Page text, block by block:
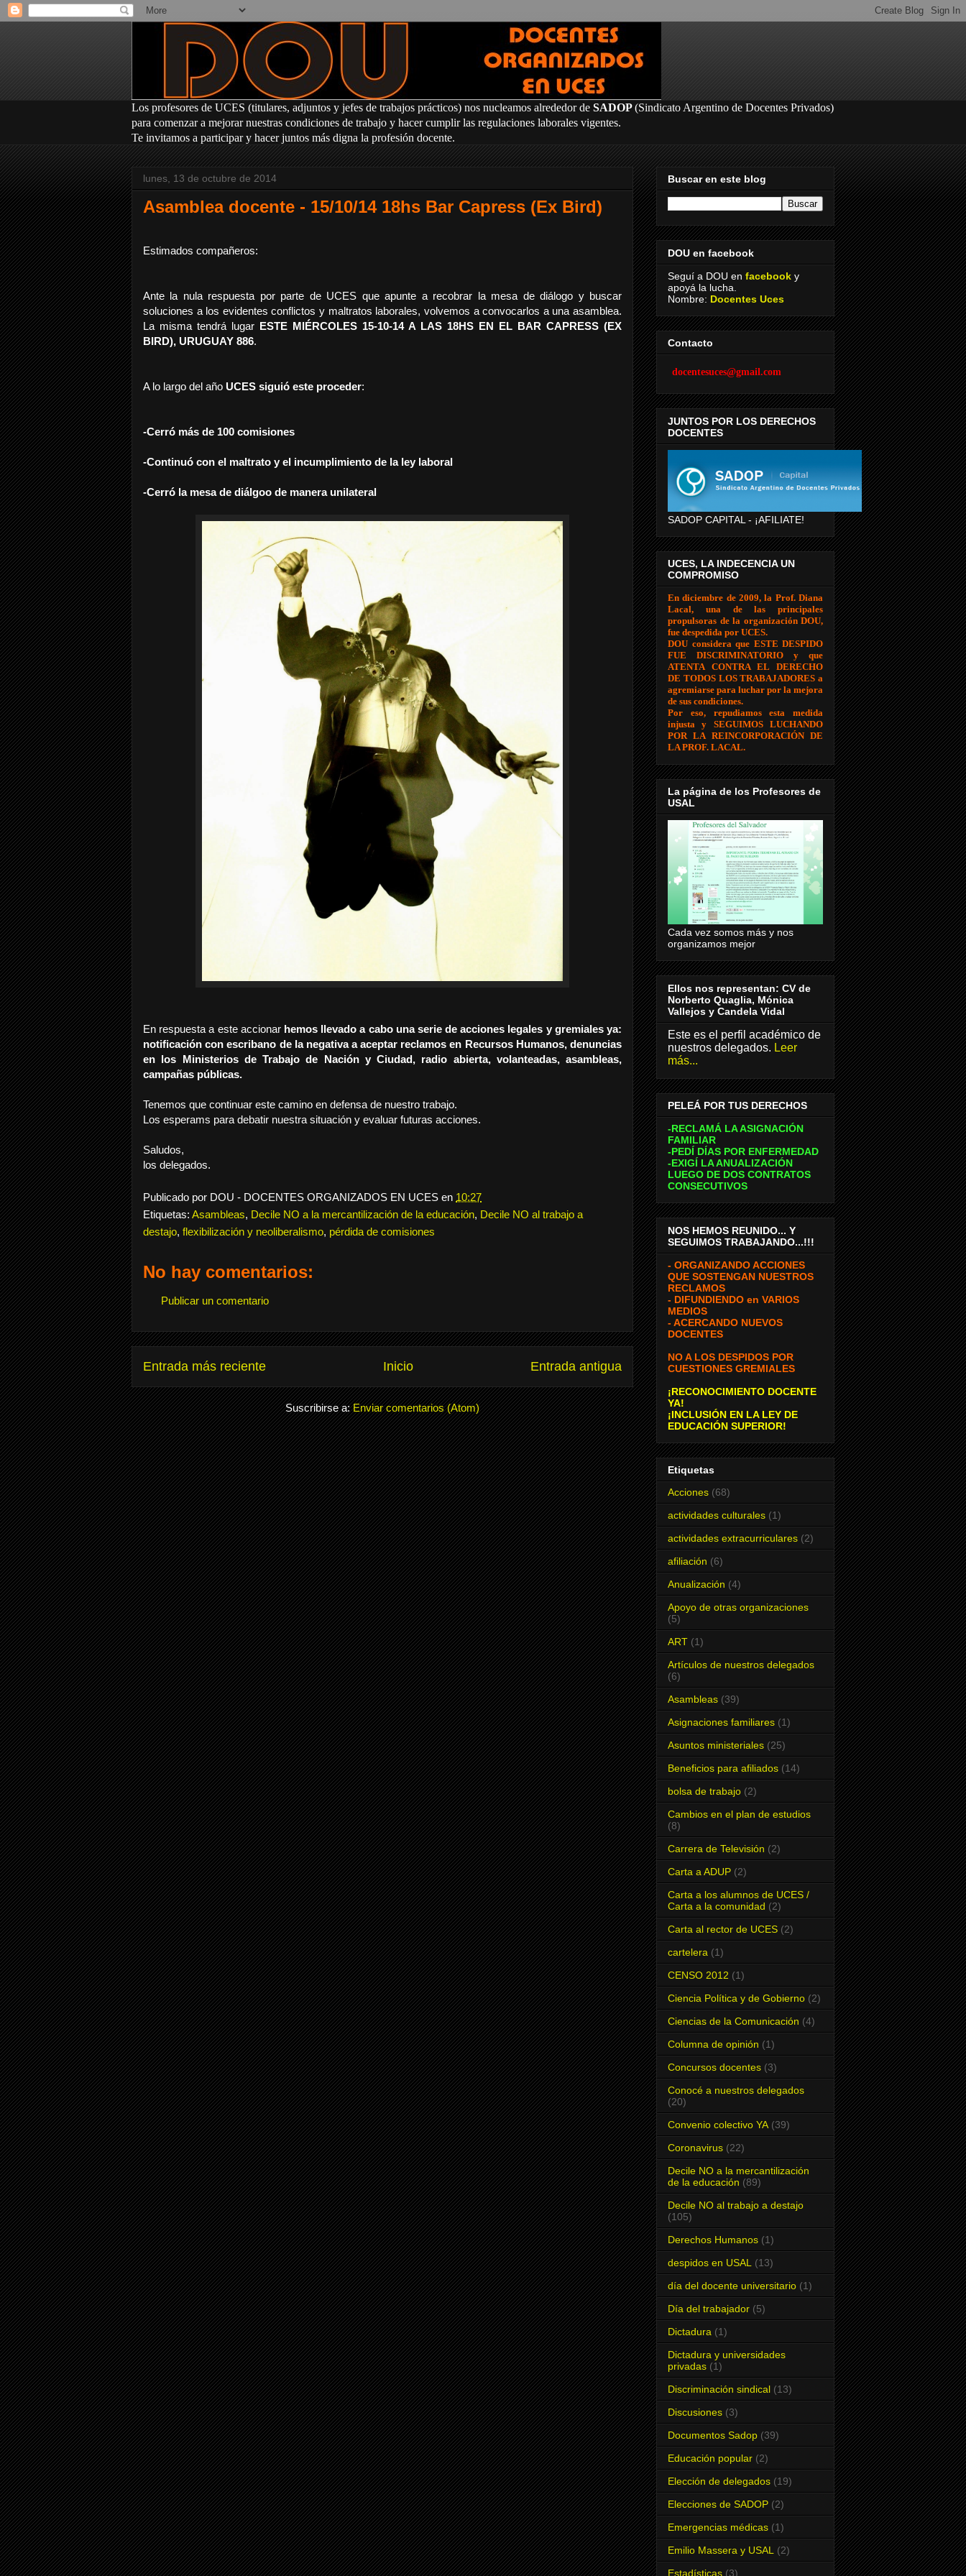
Los profesores de UCES (titulares, adjuntos y jefes de trabajos prácticos) nos nucleamos alrededor de SADOP(Sindicato Argentino de Docentes Privados)
para comenzar a mejorar nuestras condiciones de trabajo y hacer cumplir las regulaciones laborales vigentes.
Te invitamos a participar y hacer juntos más digna la profesión docente.
lunes, 13 de octubre de 2014
Asamblea docente - 15/10/14 18hs Bar Capress (Ex Bird)
Estimados compañeros:
Ante la nula respuesta por parte de UCES que apunte a recobrar la mesa de diálogo y buscar
soluciones a los evidentes conflictos y maltratos laborales, volvemos a convocarlos a una asamblea.
La misma tendrá lugar ESTE MIÉRCOLES 15-10-14 A LAS 18HS EN EL BAR CAPRESS (EX
BIRD), URUGUAY 886.
A lo largo del año UCES siguió este proceder:
-Cerró más de 100 comisiones
-Continuó con el maltrato y el incumplimiento de la ley laboral
-Cerró la mesa de diálgoo de manera unilateral
En respuesta a este accionar hemos llevado a cabo una serie de acciones legales y gremiales ya:
notificación con escribano de la negativa a aceptar reclamos en Recursos Humanos, denuncias
en los Ministerios de Trabajo de Nación y Ciudad, radio abierta, volanteadas, asambleas,
campañas públicas.
Tenemos que continuar este camino en defensa de nuestro trabajo.
Los esperams para debatir nuestra situación y evaluar futuras acciones.
Saludos,
los delegados.
Publicado por DOU - DOCENTES ORGANIZADOS EN UCES en 10:27
Etiquetas: Asambleas, Decile NO a la mercantilización de la educación, Decile NO al trabajo a
destajo, flexibilización y neoliberalismo, pérdida de comisiones
No hay comentarios:
Publicar un comentario
Entrada más reciente Entrada antigua
Inicio
Suscribirse a:Enviar comentarios (Atom)
Buscar en este blog
DOU en facebook
Seguí a DOU en facebook y
apoyá la lucha.
Nombre: Docentes Uces
Contacto
docentesuces@gmail.com
JUNTOS POR LOS DERECHOS
DOCENTES
SADOP CAPITAL - ¡AFILIATE!
UCES, LA INDECENCIA UN
COMPROMISO
En diciembre de 2009, la Prof. Diana
Lacal, una de las principales
propulsoras de la organización DOU,
fue despedida por UCES.
DOU considera que ESTE DESPIDO
FUE DISCRIMINATORIO y que
ATENTA CONTRA EL DERECHO
DE TODOS LOS TRABAJADORES a
agremiarse para luchar por la mejora
de sus condiciones.
Por eso, repudiamos esta medida
injusta y SEGUIMOS LUCHANDO
POR LA REINCORPORACIÓN DE
LA PROF. LACAL.
La página de los Profesores de
USAL
Cada vez somos más y nos
organizamos mejor
Ellos nos representan: CV de
Norberto Quaglia, Mónica
Vallejos y Candela Vidal
Este es el perfil académico de
nuestros delegados. Leer
más...
PELEÁ POR TUS DERECHOS
-RECLAMÁ LA ASIGNACIÓN
FAMILIAR
-PEDÍ DÍAS POR ENFERMEDAD
-EXIGÍ LA ANUALIZACIÓN
LUEGO DE DOS CONTRATOS
CONSECUTIVOS
NOS HEMOS REUNIDO... Y
SEGUIMOS TRABAJANDO...!!!
- ORGANIZANDO ACCIONES
QUE SOSTENGAN NUESTROS
RECLAMOS
- DIFUNDIENDO en VARIOS
MEDIOS
- ACERCANDO NUEVOS
DOCENTES
NO A LOS DESPIDOS POR
CUESTIONES GREMIALES
¡RECONOCIMIENTO DOCENTE
YA!
¡INCLUSIÓN EN LA LEY DE
EDUCACIÓN SUPERIOR!
Etiquetas
Acciones (68)
actividades culturales (1)
actividades extracurriculares (2)
afiliación (6)
Anualización (4)
Apoyo de otras organizaciones
(5)
ART (1)
Artículos de nuestros delegados
(6)
Asambleas (39)
Asignaciones familiares (1)
Asuntos ministeriales (25)
Beneficios para afiliados (14)
bolsa de trabajo (2)
Cambios en el plan de estudios
(8)
Carrera de Televisión (2)
Carta a ADUP (2)
Carta a los alumnos de UCES /
Carta a la comunidad (2)
Carta al rector de UCES (2)
cartelera (1)
CENSO 2012 (1)
Ciencia Política y de Gobierno (2)
Ciencias de la Comunicación (4)
Columna de opinión (1)
Concursos docentes (3)
Conocé a nuestros delegados
(20)
Convenio colectivo YA (39)
Coronavirus (22)
Decile NO a la mercantilización
de la educación (89)
Decile NO al trabajo a destajo
(105)
Derechos Humanos (1)
despidos en USAL
(13)
día del docente universitario (1)
Día del trabajador (5)
Dictadura (1)
Dictadura y universidades
privadas (1)
Discriminación sindical (13)
Discusiones (3)
Documentos Sadop (39)
Educación popular (2)
Elección de delegados (19)
Elecciones de SADOP (2)
Emergencias médicas (1)
Emilio Massera y USAL
(2)
Estadísticas (3)